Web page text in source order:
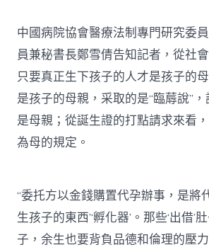
中國病院協會醫療法制專門研究委
員兼秘書長鄭雪倩告知記者，從社
只要真正生下孩子的人才是孩子的
是孩子的母親，采取的是“臨蓐說”
是母親；從誕生證的打點請求來看
為母的規定。
“委托方以金錢購置代孕辦事，是將
生孩子的東西’‘孵化器’。那些‘出借’
子，余生也要背負品德和倫理的壓